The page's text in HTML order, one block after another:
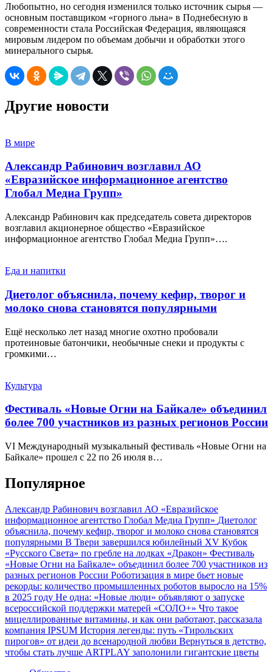
Любопытно, но сегодня изменился только источник сырья —
основным поставщиком «горного льна» в Поднебесную в
современности стала Российская Федерация, являющаяся
мировым лидером по объемам добычи и обработки этого
минерального сырья.
Другие новости
В мире
Александр Рабинович возглавил АО
«Евразийское информационное агентство
Глобал Медиа Групп»
Александр Рабинович как председатель совета директоров
возглавил акционерное общество «Евразийское
информационное агентство Глобал Медиа Групп»….
Еда и напитки
Диетолог объяснила, почему кефир, творог и
молоко снова становятся популярными
Ещё несколько лет назад многие охотно пробовали
протеиновые батончики, необычные снеки и продукты с
громкими…
Культура
Фестиваль «Новые Огни на Байкале» объединил
более 700 участников из разных регионов России
VI Международный музыкальный фестиваль «Новые Огни на
Байкале» прошел с 22 по 26 июля в…
Популярное
Александр Рабинович возглавил АО «Евразийское
информационное агентство Глобал Медиа Групп» Диетолог
объяснила, почему кефир, творог и молоко снова становятся
популярными В Твери завершился юбилейный XV Кубок
«Русского Света» по гребле на лодках «Дракон» Фестиваль
«Новые Огни на Байкале» объединил более 700 участников из
разных регионов России Роботизация в мире бьет новые
рекорды: количество промышленных роботов выросло на 15%
в 2025 году Не одна: «Новые люди» объявляют о запуске
всероссийской поддержки матерей «СОЛО+» Что такое
мицеллированные витамины, и как они работают, рассказала
компания IPSUM История легенды: путь «Тирольских
пирогов» от идеи до всенародной любви Вернуться в детство,
чтобы стать лучше ARTPLAY заполонили гигантские цветы